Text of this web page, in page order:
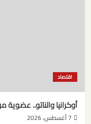
اقتصاد
أوكرانيا والناتو..
7 أغسطس، 2026